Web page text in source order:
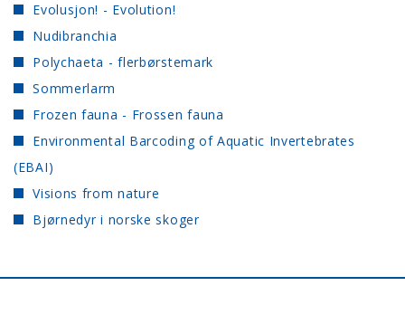
Evolusjon! - Evolution!
Nudibranchia
Polychaeta - flerbørstemark
Sommerlarm
Frozen fauna - Frossen fauna
Environmental Barcoding of Aquatic Invertebrates
(EBAI)
Visions from nature
Bjørnedyr i norske skoger